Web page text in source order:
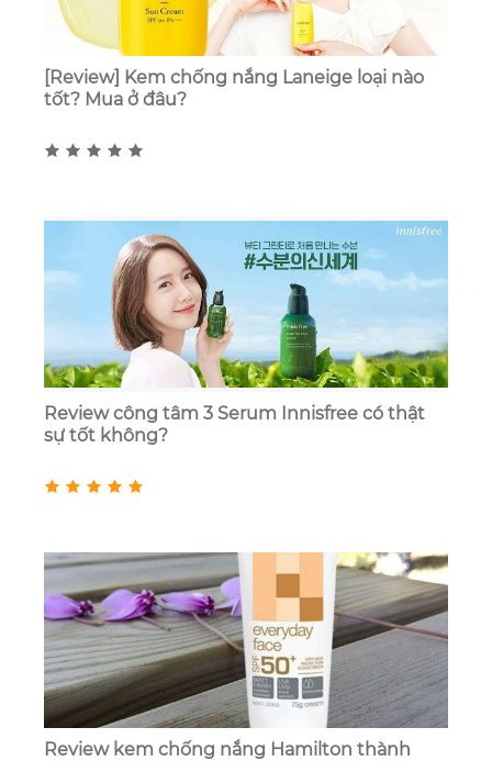
[Review] Kem chống nắng Laneige loại nào
tốt? Mua ở đâu?
Review công tâm 3 Serum Innisfree có thật
sự tốt không?
Review kem chống nắng Hamilton thành